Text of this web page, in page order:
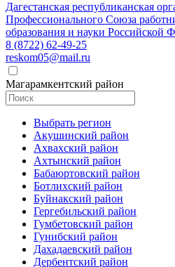
Дагестанская республиканская
Профессионального Союза
образования и науки Российской
8 (8722) 62-49-25
reskom05@mail.ru
Магарамкентский район
Выбрать регион
Акушинский район
Ахвахский район
Ахтынский район
Бабаюртовский район
Ботлихский район
Буйнакский район
Гергебильский район
Гумбетовский район
Гунибский район
Дахадаевский район
Дербентский район